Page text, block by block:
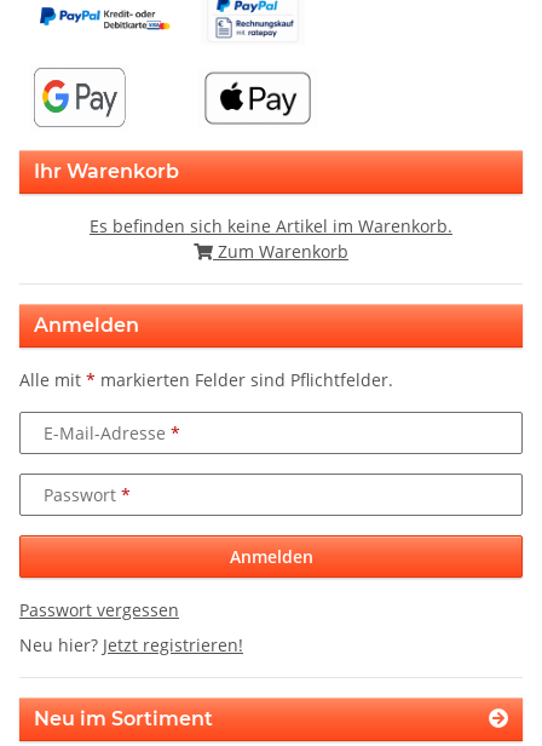
Ihr Warenkorb
Es befinden sich keine Artikel im Warenkorb.
Zum Warenkorb
Anmelden
Alle mit * markierten Felder sind Pflichtfelder.
E-Mail-Adresse
Passwort
Anmelden
Passwort vergessen
Neu hier? Jetzt registrieren!
Neu im Sortiment